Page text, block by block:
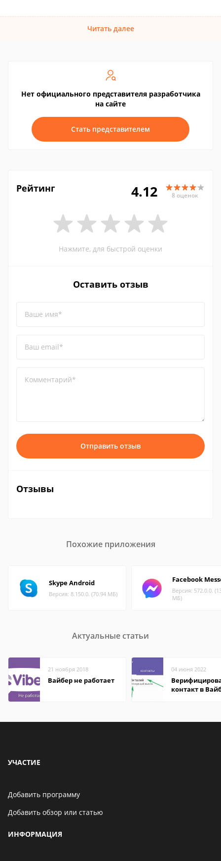
Читать далее
Нет официального представителя разработчика
на сайте
Стать представителем
Рейтинг 4.12 8 оценок
Нажмите, для быстрой оценки
Оставить отзыв
Ваше имя*
Ваш email*
Комментарий*
Отправить отзыв
Отзывы
Похожие приложения
Skype Android
Версия: 8.150.0. (70.94 МБ)
Facebook
Версия: 572.0.0.
МБ)
Актуальные статьи
21 ноября 2018
Вайбер не работает
04 июня 2022
контакт в
УЧАСТИЕ
Добавить программу
Добавить обзор или статью
ИНФОРМАЦИЯ